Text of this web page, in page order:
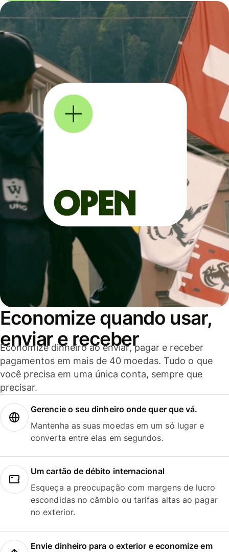
Economize quando usar,
enviar e receber
Economize dinheiro ao enviar, pagar e receber
pagamentos em mais de 40 moedas. Tudo o que
você precisa em uma única conta, sempre que
precisar.
Gerencie o seu dinheiro onde quer que vá.
Mantenha as suas moedas em um só lugar e
converta entre elas em segundos.
Um cartão de débito internacional
Esqueça a preocupação com margens de lucro
escondidas no câmbio ou tarifas altas ao pagar
no exterior.
Envie dinheiro para o exterior e economize em